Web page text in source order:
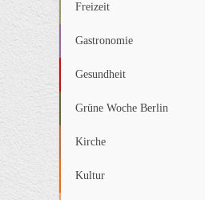
Freizeit
Gastronomie
Gesundheit
Grüne Woche Berlin
Kirche
Kultur